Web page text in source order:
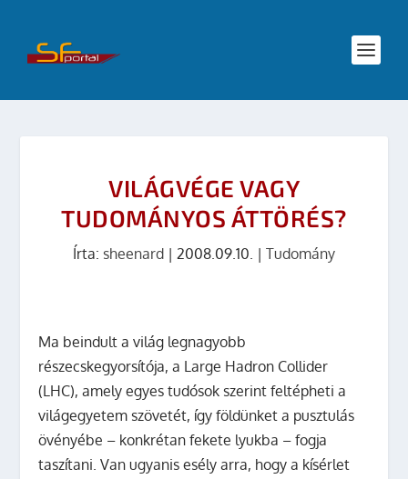
VILÁGVÉGE VAGY
TUDOMÁNYOS ÁTTÖRÉS?
Írta: sheenard | 2008.09.10. | Tudomány
Ma beindult a világ legnagyobb
részecskegyorsítója, a Large Hadron Collider
(LHC), amely egyes tudósok szerint feltépheti a
világegyetem szövetét, így földünket a pusztulás
övényébe – konkrétan fekete lyukba – fogja
taszítani. Van ugyanis esély arra, hogy a kísérlet